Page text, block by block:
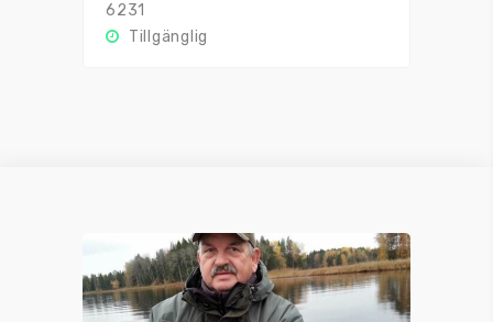
6231
Tillgänglig